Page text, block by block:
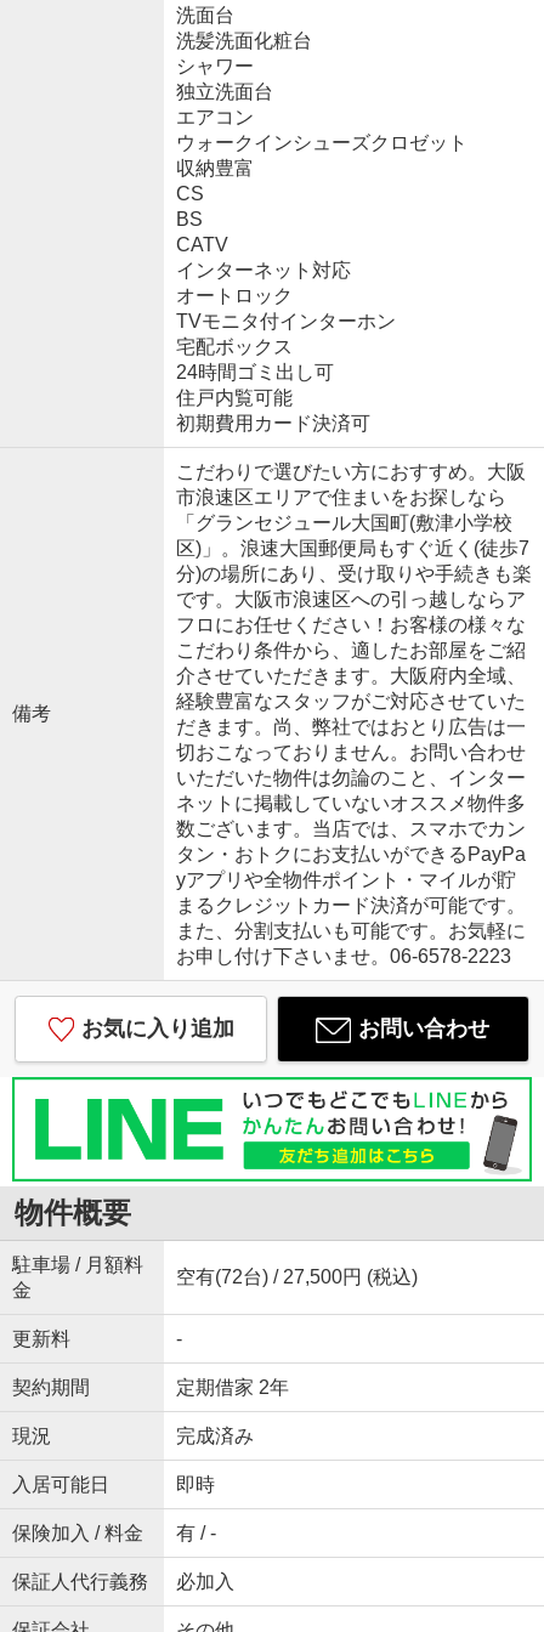
洗面台
洗髪洗面化粧台
シャワー
独立洗面台
エアコン
ウォークインシューズクロゼット
収納豊富
CS
BS
CATV
インターネット対応
オートロック
TVモニタ付インターホン
宅配ボックス
24時間ゴミ出し可
住戸内覧可能
初期費用カード決済可
備考
こだわりで選びたい方におすすめ。大阪
市浪速区エリアで住まいをお探しなら
「グランセジュール大国町(敷津小学校
区)」。浪速大国郵便局もすぐ近く(徒歩7
分)の場所にあり、受け取りや手続きも楽
です。大阪市浪速区への引っ越しならア
フロにお任せください！お客様の様々な
こだわり条件から、適したお部屋をご紹
介させていただきます。大阪府内全域、
経験豊富なスタッフがご対応させていた
だきます。尚、弊社ではおとり広告は一
切おこなっておりません。お問い合わせ
いただいた物件は勿論のこと、インター
ネットに掲載していないオススメ物件多
数ございます。当店では、スマホでカン
タン・おトクにお支払いができるPayPa
yアプリや全物件ポイント・マイルが貯
まるクレジットカード決済が可能です。
また、分割支払いも可能です。お気軽に
お申し付け下さいませ。06-6578-2223
お気に入り追加 お問い合わせ
物件概要
駐車場 / 月額料
金
空有(72台) / 27,500円 (税込)
更新料 -
契約期間 定期借家 2年
現況 完成済み
入居可能日 即時
保険加入 / 料金 有 / -
保証人代行義務 必加入